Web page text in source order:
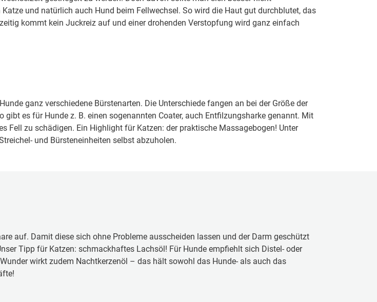
und natürlich auch Hund beim Fellwechsel. So wird die Haut gut durchblutet, das
kommt kein Juckreiz auf und einer drohenden Verstopfung wird ganz einfach
ganz verschiedene Bürstenarten. Die Unterschiede fangen an bei der Größe der
es für Hunde z. B. einen sogenannten Coater, auch Entfilzungsharke genannt. Mit
Fell zu schädigen. Ein Highlight für Katzen: der praktische Massagebogen! Unter
und Bürsteneinheiten selbst abzuholen.
auf. Damit diese sich ohne Probleme ausscheiden lassen und der Darm geschützt
Tipp für Katzen: schmackhaftes Lachsöl! Für Hunde empfiehlt sich Distel- oder
wirkt zudem Nachtkerzenöl – das hält sowohl das Hunde- als auch das